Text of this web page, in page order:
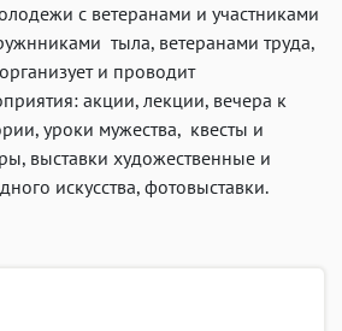
с ветеранами и участниками
тыла, ветеранами труда,
и проводит
акции, лекции, вечера к
уроки мужества, квесты и
выставки художественные и
искусства, фотовыставки.